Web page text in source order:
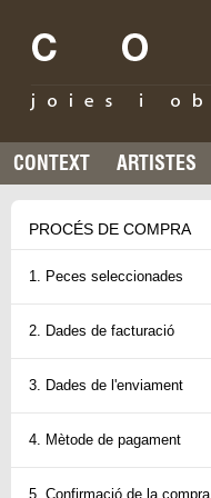
CONTEXT ARTISTES
PROCÉS DE COMPRA
1. Peces seleccionades
2. Dades de facturació
3. Dades de l'enviament
4. Mètode de pagament
5. Confirmació de la compra